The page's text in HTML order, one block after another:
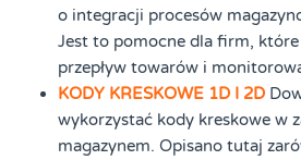
o integracji procesów
Jest to pomocne dla firm,
przepływ towarów i
KODY KRESKOWE 1D I 2D
wykorzystać kody kreskowe w
magazynem. Opisano tutaj